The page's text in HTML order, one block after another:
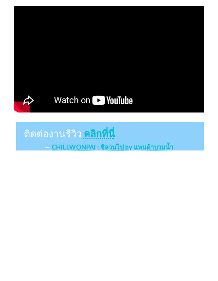
ติดต่องานรีวิว คลิกที่นี่
CHILLWONPAI : ชิลวนไป by แพนด้าบวมน้ำ